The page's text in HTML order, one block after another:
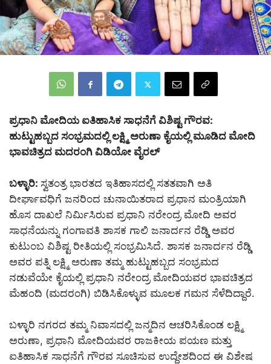
ಪ್ರಧಾನಿ ಮೋದಿಯ ಐತಿಹಾಸಿಕ ಸಾಧನೆಗೆ ವಿಶಿಷ್ಟ ಗೌರವ:
ಹುಟ್ಟುಹಬ್ಬದ ಸಂಭ್ರಮದಲ್ಲಿ ಲಕ್ಷ್ಮಿ ಅರುಣಾ ಕೈಯಲ್ಲಿ ಮೂಡಿದ ಮೋದಿ
ಭಾವಚಿತ್ರದ ಮದರಂಗಿ ವಿಡಿಯೋ ವೈರಲ್
ಬಳ್ಳಾರಿ: ಸ್ವತಂತ್ರ ಭಾರತದ ಇತಿಹಾಸದಲ್ಲಿ ಸತತವಾಗಿ ಅತಿ
ದೀರ್ಘಾವಧಿಗೆ ಜನರಿಂದ ಚುನಾಯಿತರಾದ ಪ್ರಧಾನ ಮಂತ್ರಿಯಾಗಿ
ಹೊಸ ದಾಖಲೆ ನಿರ್ಮಿಸಿರುವ ಪ್ರಧಾನಿ ನರೇಂದ್ರ ಮೋದಿ ಅವರ
ಸಾಧನೆಯನ್ನು ಗಂಗಾವತಿ ಶಾಸಕ ಗಾಲಿ ಜನಾರ್ದನ ರೆಡ್ಡಿ ಅವರ
ಕುಟುಂಬ ವಿಶಿಷ್ಟ ರೀತಿಯಲ್ಲಿ ಸಂಭ್ರಮಿಸಿದೆ. ಶಾಸಕ ಜನಾರ್ದನ ರೆಡ್ಡಿ
ಅವರ ಪತ್ನಿ ಲಕ್ಷ್ಮಿ ಅರುಣಾ ತಮ್ಮ ಹುಟ್ಟುಹಬ್ಬದ ಸಂಭ್ರಮದ
ನಡುವೆಯೇ ಕೈಯಲ್ಲಿ ಪ್ರಧಾನಿ ನರೇಂದ್ರ ಮೋದಿಯವರ ಭಾವಚಿತ್ರದ
ಮೆಹಂದಿ (ಮದರಂಗಿ) ಬಿಡಿಸಿಕೊಳ್ಳುವ ಮೂಲಕ ಗಮನ ಸೆಳೆದಿದ್ದಾರೆ.
ಬಳ್ಳಾರಿ ನಗರದ ತಮ್ಮ ನಿವಾಸದಲ್ಲಿ ಜನ್ಮದಿನ ಆಚರಿಸಿಕೊಂಡ ಲಕ್ಷ್ಮಿ
ಅರುಣಾ, ಪ್ರಧಾನಿ ಮೋದಿಯವರ ರಾಜಕೀಯ ಪಯಣ ಮತ್ತು
ಐತಿಹಾಸಿಕ ಸಾಧನೆಗೆ ಗೌರವ ಸೂಚಿಸುವ ಉದ್ದೇಶದಿಂದ ಈ ವಿಶೇಷ